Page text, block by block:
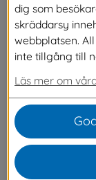
På denna sida
vara säker på
nyheterna
Senaste
dig som
skräddarsy
webbplatsen.
inte tillgång till
Läs mer om